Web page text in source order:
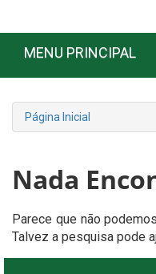
MENU PRINCIPAL
Página Inicial
Nada
Parece que não
Talvez a pesquisa pode